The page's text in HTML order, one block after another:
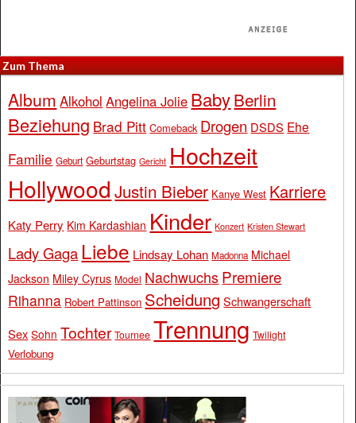
Zum Thema
Album Alkohol Angelina Jolie BabyBerlin
Beziehung Brad Pitt Comeback Drogen DSDS Ehe
Familie Geburt Geburtstag Gericht Hochzeit
Hollywood Justin Bieber Kanye West Karriere
Katy Perry Kim Kardashian Kinder Konzert Kristen Stewart
Lady Gaga Liebe Lindsay Lohan Madonna Michael
Jackson Miley Cyrus Model Nachwuchs Premiere
Rihanna Robert Pattinson Scheidung Schwangerschaft
Sex Sohn Tochter Tournee Trennung Twilight
Verlobung